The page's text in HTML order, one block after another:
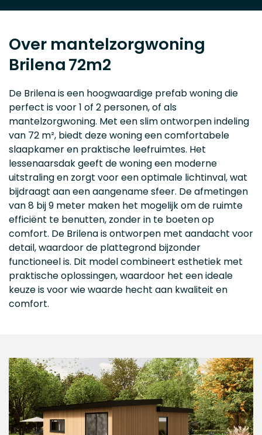
Over mantelzorgwoning
Brilena72m2
De Brilena is een hoogwaardige prefab woning die
perfect is voor 1 of 2 personen, of als
mantelzorgwoning. Met een slim ontworpen indeling
van 72 m², biedt deze woning een comfortabele
slaapkamer en praktische leefruimtes. Het
lessenaarsdak geeft de woning een moderne
uitstraling en zorgt voor een optimale lichtinval, wat
bijdraagt aan een aangename sfeer. De afmetingen
van 8 bij 9 meter maken het mogelijk om de ruimte
efficiënt te benutten, zonder in te boeten op
comfort. De Brilena is ontworpen met aandacht voor
detail, waardoor de plattegrond bijzonder
functioneel is. Dit model combineert esthetiek met
praktische oplossingen, waardoor het een ideale
keuze is voor wie waarde hecht aan kwaliteit en
comfort.